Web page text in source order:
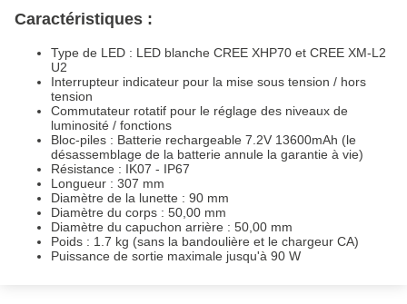
Caractéristiques :
Type de LED : LED blanche CREE XHP70 et CREE XM-L2
U2
Interrupteur indicateur pour la mise sous tension / hors
tension
Commutateur rotatif pour le réglage des niveaux de
luminosité / fonctions
Bloc-piles : Batterie rechargeable 7.2V 13600mAh (le
désassemblage de la batterie annule la garantie à vie)
Résistance : IK07 - IP67
Longueur : 307 mm
Diamètre de la lunette : 90 mm
Diamètre du corps : 50,00 mm
Diamètre du capuchon arrière : 50,00 mm
Poids : 1.7 kg (sans la bandoulière et le chargeur CA)
Puissance de sortie maximale jusqu'à 90 W